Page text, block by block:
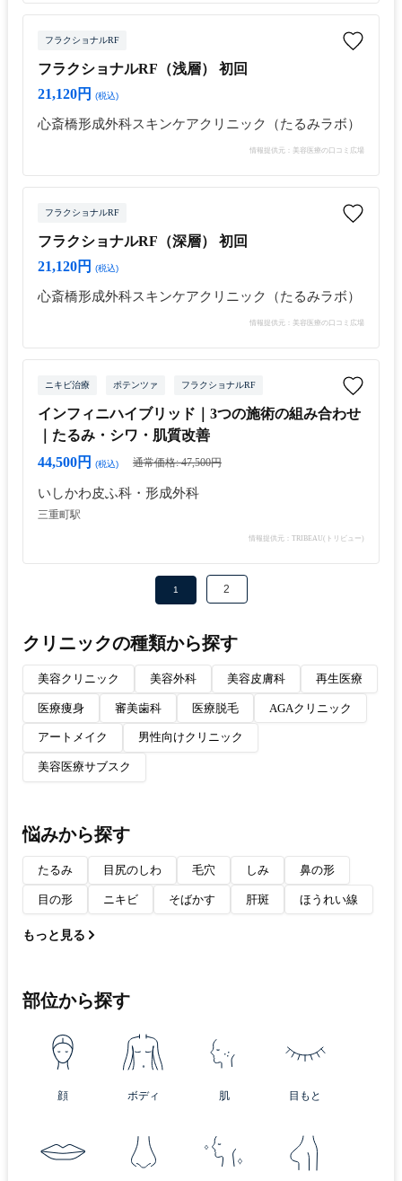
フラクショナルRF
フラクショナルRF（浅層） 初回
21,120円
(税込)
心斎橋形成外科スキンケアクリニック（たるみラボ）
情報提供元：美容医療の口コミ広場
フラクショナルRF
フラクショナルRF（深層） 初回
21,120円
(税込)
心斎橋形成外科スキンケアクリニック（たるみラボ）
情報提供元：美容医療の口コミ広場
ニキビ治療 ポテンツァ フラクショナルRF
インフィニハイブリッド｜3つの施術の組み合わせ
｜たるみ・シワ・肌質改善
44,500円
(税込) 通常価格: 47,500円
いしかわ皮ふ科・形成外科
三重町駅
情報提供元：TRIBEAU(トリビュー)
1 2
クリニックの種類から探す
美容クリニック 美容外科 美容皮膚科 再生医療
医療痩身 審美歯科 医療脱毛 AGAクリニック
アートメイク 男性向けクリニック
美容医療サブスク
悩みから探す
たるみ 目尻のしわ 毛穴 しみ 鼻の形
目の形 ニキビ そばかす 肝斑 ほうれい線
もっと見る
部位から探す
顔 ボディ 肌 目もと